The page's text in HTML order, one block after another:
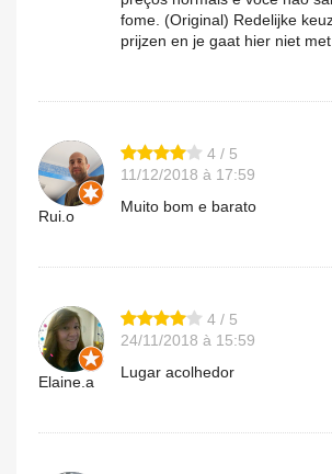
fome. (Original) Redelijke
prijzen en je gaat hier niet
Rui.o
4 / 5
11/12/2018 à 17:59
Muito bom e barato
Elaine.a
4 / 5
24/11/2018 à 15:59
Lugar acolhedor